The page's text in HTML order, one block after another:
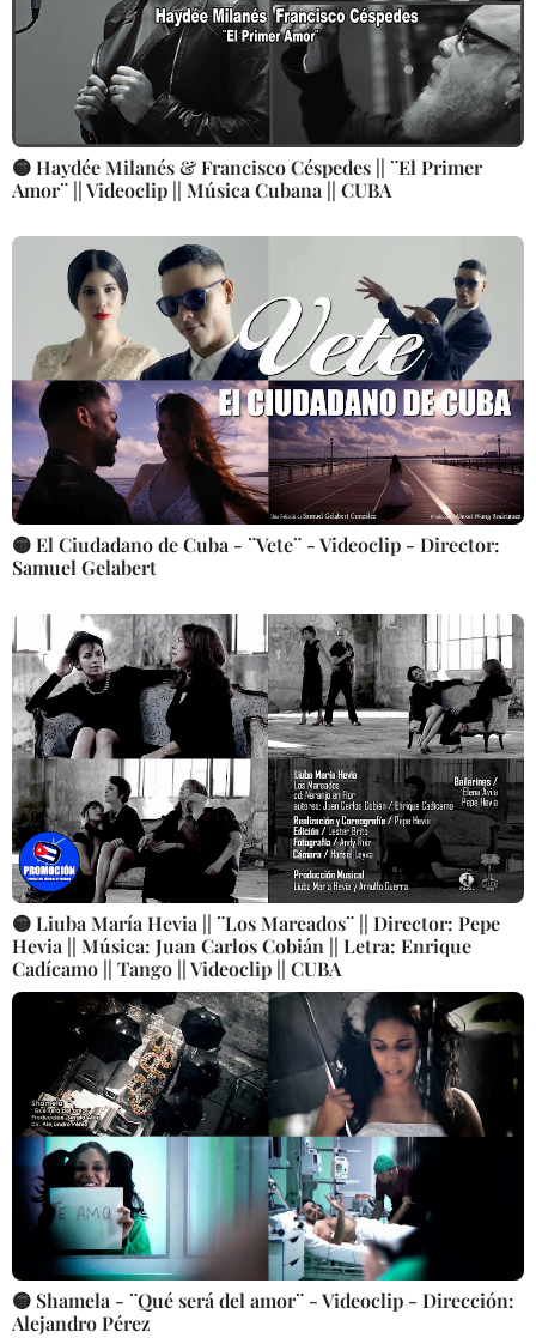
🟡 Haydée Milanés & Francisco Céspedes || ¨El Primer
Amor¨ || Videoclip || Música Cubana || CUBA
🟡 El Ciudadano de Cuba - ¨Vete¨ - Videoclip - Director:
Samuel Gelabert
🟡 Liuba María Hevia || ¨Los Mareados¨ || Director: Pepe
Hevia || Música: Juan Carlos Cobián || Letra: Enrique
Cadícamo || Tango || Videoclip || CUBA
🟡 Shamela - ¨Qué será del amor¨ - Videoclip - Dirección:
Alejandro Pérez